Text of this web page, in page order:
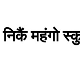
निकैं महंगो